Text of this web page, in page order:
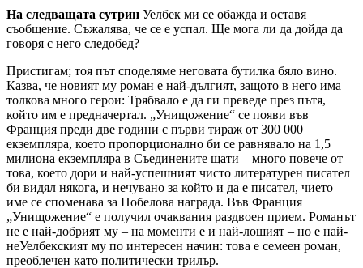
На следващата сутрин Уелбек ми се обажда и оставя
съобщение. Съжалява, че се е успал. Ще мога ли да дойда да
говоря с него следобед?
Пристигам; тоя път споделяме неговата бутилка бяло вино.
Казва, че новият му роман е най-дългият, защото в него има
толкова много герои: Трябвало е да ги преведе през пътя,
който им е предначертал. „Унищожение“ се появи във
Франция преди две години с първи тираж от 300 000
екземпляра, което пропорционално би се равнявало на 1,5
милиона екземпляра в Съединените щати – много повече от
това, което дори и най-успешният чисто литературен писател
би видял някога, и нечувано за който и да е писател, чието
име се споменава за Нобелова награда. Във Франция
„Унищожение“ е получил очаквания раздвоен прием. Романът
не е най-добрият му – на моменти е и най-лошият – но е най-
неУелбекският му по интересен начин: това е семеен роман,
преоблечен като политически трилър.